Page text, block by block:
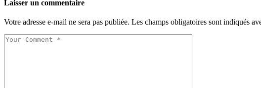
Laisser un commentaire
Votre adresse e-mail ne sera pas publiée. Les champs obligatoires sont indiqués